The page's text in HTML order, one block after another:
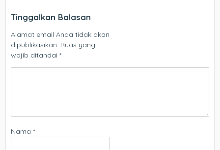
Tinggalkan Balasan
Alamat email Anda tidak akan
dipublikasikan. Ruas yang
wajib ditandai*
Nama*